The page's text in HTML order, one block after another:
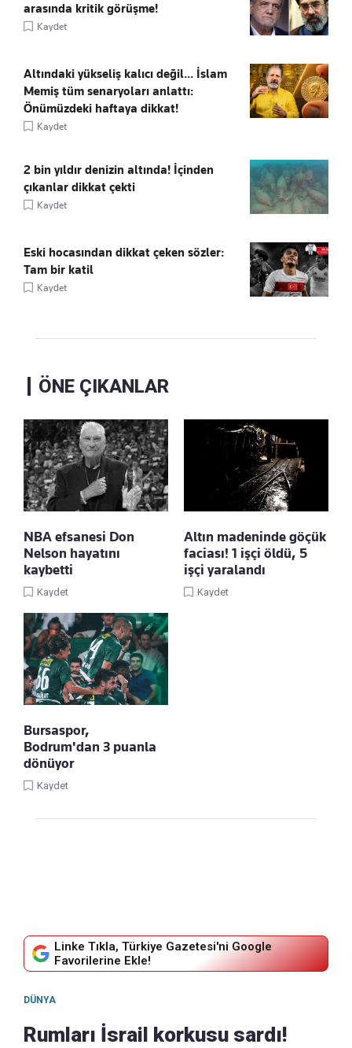
arasında kritik görüşme!
Kaydet
Altındaki yükseliş kalıcı değil... İslam
Memiş tüm senaryoları anlattı:
Önümüzdeki haftaya dikkat!
Kaydet
2 bin yıldır denizin altında! İçinden
çıkanlar dikkat çekti
Kaydet
Eski hocasından dikkat çeken sözler:
Tam bir katil
Kaydet
ÖNE ÇIKANLAR
NBA efsanesi Don
Nelson hayatını
kaybetti
Kaydet
Altın madeninde göçük
faciası! 1 işçi öldü, 5
işçi yaralandı
Kaydet
Bursaspor,
Bodrum'dan 3 puanla
dönüyor
Kaydet
Linke Tıkla, Türkiye Gazetesi'ni Google
Favorilerine Ekle!
DÜNYA
Rumları İsrail korkusu sardı!